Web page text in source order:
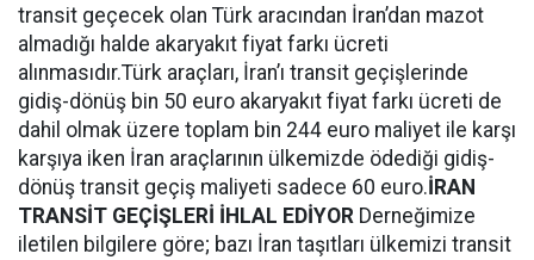
transit geçecek olan Türk aracından İran’dan mazot
almadığı halde akaryakıt fiyat farkı ücreti
alınmasıdır.Türk araçları, İran’ı transit geçişlerinde
gidiş-dönüş bin 50 euro akaryakıt fiyat farkı ücreti de
dahil olmak üzere toplam bin 244 euro maliyet ile karşı
karşıya iken İran araçlarının ülkemizde ödediği gidiş-
dönüş transit geçiş maliyeti sadece 60 euro.İRAN
TRANSİT GEÇİŞLERİ İHLAL EDİYOR Derneğimize
iletilen bilgilere göre; bazı İran taşıtları ülkemizi transit